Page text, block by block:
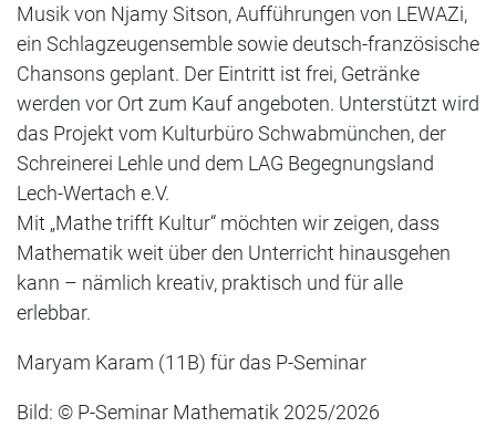
Musik von Njamy Sitson, Aufführungen von LEWAZi,
ein Schlagzeugensemble sowie deutsch-französische
Chansons geplant. Der Eintritt ist frei, Getränke
werden vor Ort zum Kauf angeboten. Unterstützt wird
das Projekt vom Kulturbüro Schwabmünchen, der
Schreinerei Lehle und dem LAG Begegnungsland
Lech-Wertach e.V.
Mit „Mathe trifft Kultur“ möchten wir zeigen, dass
Mathematik weit über den Unterricht hinausgehen
kann – nämlich kreativ, praktisch und für alle
erlebbar.
Maryam Karam (11B) für das P-Seminar
Bild: © P-Seminar Mathematik 2025/2026